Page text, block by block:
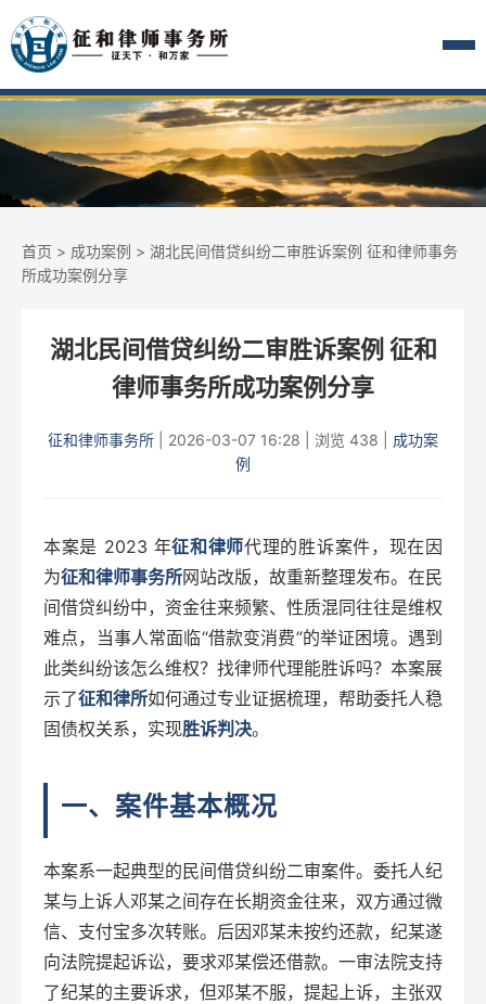
首页 > 成功案例 > 湖北民间借贷纠纷二审胜诉案例 征和律师事务
所成功案例分享
湖北民间借贷纠纷二审胜诉案例 征和
律师事务所成功案例分享
征和律师事务所 2026-03-07 16:28 浏览 438
成功案
例
本案是 2023 年征和律师代理的胜诉案件，现在因
为征和律师事务所网站改版，故重新整理发布。在民
间借贷纠纷中，资金往来频繁、性质混同往往是维权
难点，当事人常面临“借款变消费”的举证困境。遇到
此类纠纷该怎么维权？找律师代理能胜诉吗？本案展
示了征和律所如何通过专业证据梳理，帮助委托人稳
固债权关系，实现胜诉判决。
一、案件基本概况
本案系一起典型的民间借贷纠纷二审案件。委托人纪
某与上诉人邓某之间存在长期资金往来，双方通过微
信、支付宝多次转账。后因邓某未按约还款，纪某遂
向法院提起诉讼，要求邓某偿还借款。一审法院支持
了纪某的主要诉求，但邓某不服，提起上诉，主张双